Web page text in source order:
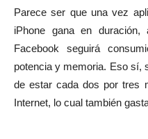
Parece ser que una vez
iPhone gana en
Facebook seguirá
potencia y memoria. Eso sí,
de estar cada dos por tres
Internet, lo cual también